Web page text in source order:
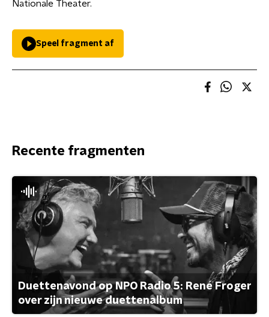
Nationale Theater.
Speel fragment af
Recente fragmenten
Duettenavond op NPO Radio 5: René Froger
over zijn nieuwe duettenalbum